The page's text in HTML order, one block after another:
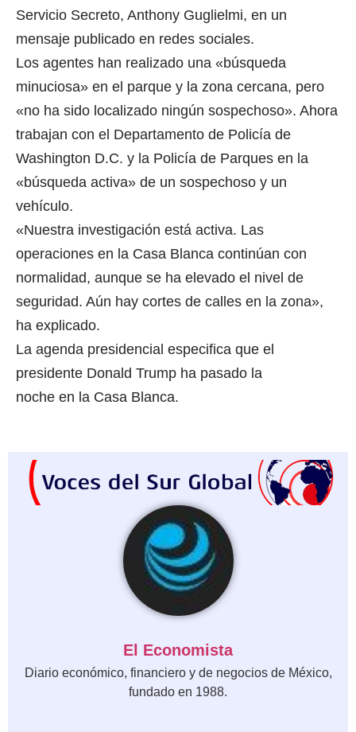
Servicio Secreto, Anthony Guglielmi, en un
mensaje publicado en redes sociales.
Los agentes han realizado una «búsqueda
minuciosa» en el parque y la zona cercana, pero
«no ha sido localizado ningún sospechoso». Ahora
trabajan con el Departamento de Policía de
Washington D.C. y la Policía de Parques en la
«búsqueda activa» de un sospechoso y un
vehículo.
«Nuestra investigación está activa. Las
operaciones en la Casa Blanca continúan con
normalidad, aunque se ha elevado el nivel de
seguridad. Aún hay cortes de calles en la zona»,
ha explicado.
La agenda presidencial especifica que el
presidente Donald Trump ha pasado la
noche en la Casa Blanca.
El Economista
Diario económico, financiero y de negocios de México,
fundado en 1988.